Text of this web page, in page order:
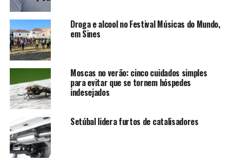
Droga e alcool no Festival Músicas do Mundo,
em Sines
Moscas no verão: cinco cuidados simples
para evitar que se tornem hóspedes
indesejados
Setúbal lidera furtos de catalisadores